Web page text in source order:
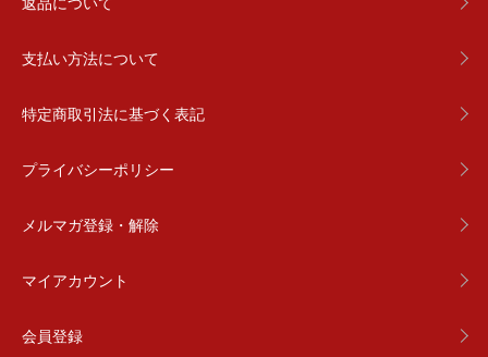
支払い方法について
特定商取引法に基づく表記
プライバシーポリシー
メルマガ登録・解除
マイアカウント
会員登録